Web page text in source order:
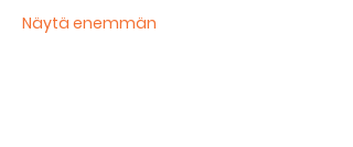
Näytä enemmän